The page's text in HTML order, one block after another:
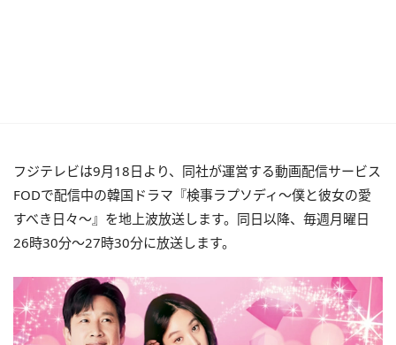
フジテレビは9月18日より、同社が運営する動画配信サービス
FODで配信中の韓国ドラマ『検事ラプソディ～僕と彼女の愛
すべき日々～』を地上波放送します。同日以降、毎週月曜日
26時30分～27時30分に放送します。